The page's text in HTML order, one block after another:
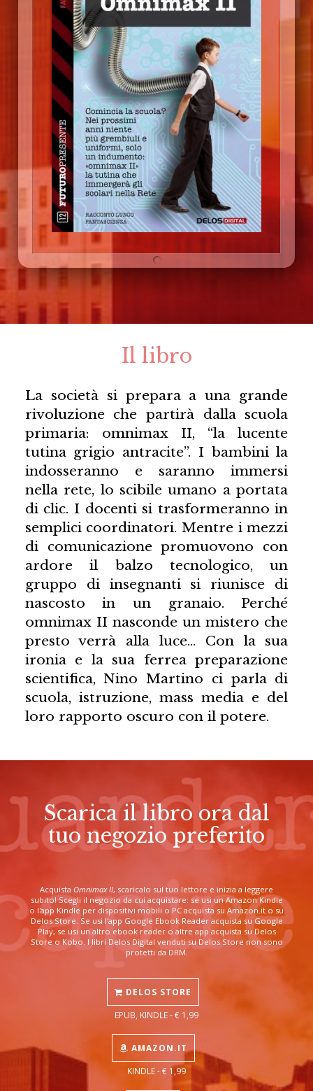
Il libro
La società si prepara a una grande
rivoluzione che partirà dalla scuola
primaria: omnimax II, “la lucente
tutina grigio antracite”. I bambini la
indosseranno e saranno immersi
nella rete, lo scibile umano a portata
di clic. I docenti si trasformeranno in
semplici coordinatori. Mentre i mezzi
di comunicazione promuovono con
ardore il balzo tecnologico, un
gruppo di insegnanti si riunisce di
nascosto in un granaio. Perché
omnimax II nasconde un mistero che
presto verrà alla luce… Con la sua
ironia e la sua ferrea preparazione
scientifica, Nino Martino ci parla di
scuola, istruzione, mass media e del
loro rapporto oscuro con il potere.
Scarica il libro ora dal
tuo negozio preferito
Acquista Omnimax II, scaricalo sul tuo lettore e inizia a leggere
subito! Scegli il negozio da cui acquistare: se usi un Amazon Kindle
o l'app Kindle per dispositivi mobili o PC acquista su Amazon.it o su
Delos Store. Se usi l'app Google Ebook Reader acquista su Google
Play, se usi un altro ebook reader o altre app acquista su Delos
Store o Kobo. I libri Delos Digital venduti su Delos Store non sono
protetti da DRM.
DELOS STORE
EPUB, KINDLE - € 1,99
AMAZON.IT
KINDLE - € 1,99